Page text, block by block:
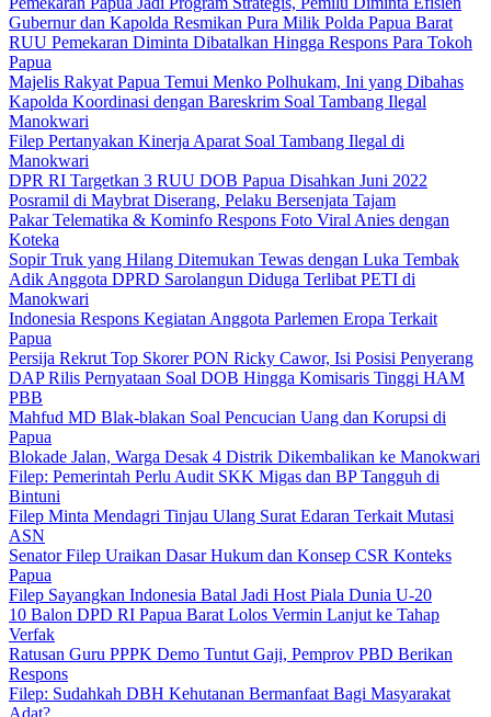
Gubernur dan Kapolda Resmikan Pura Milik Polda Papua Barat
RUU Pemekaran Diminta Dibatalkan Hingga Respons Para Tokoh
Papua
Majelis Rakyat Papua Temui Menko Polhukam, Ini yang Dibahas
Kapolda Koordinasi dengan Bareskrim Soal Tambang Ilegal
Manokwari
Filep Pertanyakan Kinerja Aparat Soal Tambang Ilegal di
Manokwari
DPR RI Targetkan 3 RUU DOB Papua Disahkan Juni 2022
Posramil di Maybrat Diserang, Pelaku Bersenjata Tajam
Pakar Telematika & Kominfo Respons Foto Viral Anies dengan
Koteka
Sopir Truk yang Hilang Ditemukan Tewas dengan Luka Tembak
Adik Anggota DPRD Sarolangun Diduga Terlibat PETI di
Manokwari
Indonesia Respons Kegiatan Anggota Parlemen Eropa Terkait
Papua
Persija Rekrut Top Skorer PON Ricky Cawor, Isi Posisi Penyerang
DAP Rilis Pernyataan Soal DOB Hingga Komisaris Tinggi HAM
PBB
Mahfud MD Blak-blakan Soal Pencucian Uang dan Korupsi di
Papua
Blokade Jalan, Warga Desak 4 Distrik Dikembalikan ke Manokwari
Filep: Pemerintah Perlu Audit SKK Migas dan BP Tangguh di
Bintuni
Filep Minta Mendagri Tinjau Ulang Surat Edaran Terkait Mutasi
ASN
Senator Filep Uraikan Dasar Hukum dan Konsep CSR Konteks
Papua
Filep Sayangkan Indonesia Batal Jadi Host Piala Dunia U-20
10 Balon DPD RI Papua Barat Lolos Vermin Lanjut ke Tahap
Verfak
Ratusan Guru PPPK Demo Tuntut Gaji, Pemprov PBD Berikan
Respons
Filep: Sudahkah DBH Kehutanan Bermanfaat Bagi Masyarakat
Adat?